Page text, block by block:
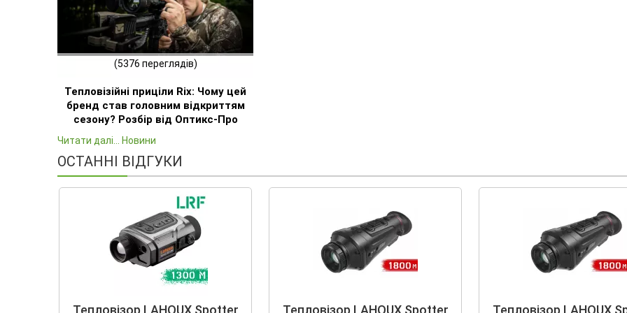
(5376 переглядів)
Тепловізійні приціли Rix: Чому цей
бренд став головним відкриттям
сезону? Розбір від Оптикс-Про
Читати далі... Новини
ОСТАННІ ВІДГУКИ
Тепловізор LAHOUX Spotter Тепловізор LAHOUX Spotter Тепловізор LAHOUX